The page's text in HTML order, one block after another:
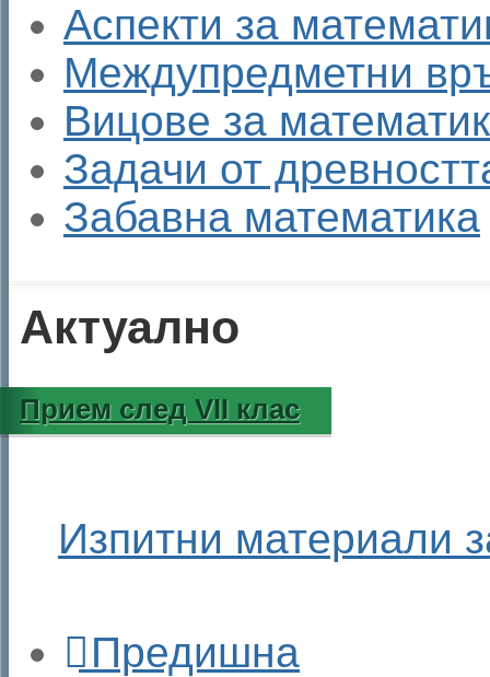
Аспекти за
Междупредметни
Вицове за
Задачи от
Забавна математика
Актуално
Прием след VII клас
Изпитни материали
Предишна